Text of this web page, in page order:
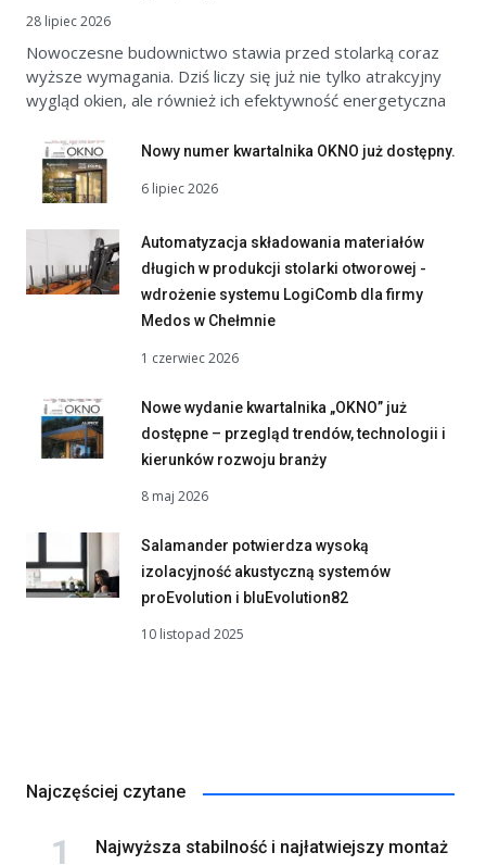
28 lipiec 2026
Nowoczesne budownictwo stawia przed stolarką coraz
wyższe wymagania. Dziś liczy się już nie tylko atrakcyjny
wygląd okien, ale również ich efektywność energetyczna
Nowy numer kwartalnika OKNO już dostępny.
6 lipiec 2026
Automatyzacja składowania materiałów
długich w produkcji stolarki otworowej -
wdrożenie systemu LogiComb dla firmy
Medos w Chełmnie
1 czerwiec 2026
Nowe wydanie kwartalnika „OKNO” już
dostępne – przegląd trendów, technologii i
kierunków rozwoju branży
8 maj 2026
Salamander potwierdza wysoką
izolacyjność akustyczną systemów
proEvolution i bluEvolution82
10 listopad 2025
Najczęściej czytane
Najwyższa stabilność i najłatwiejszy montaż